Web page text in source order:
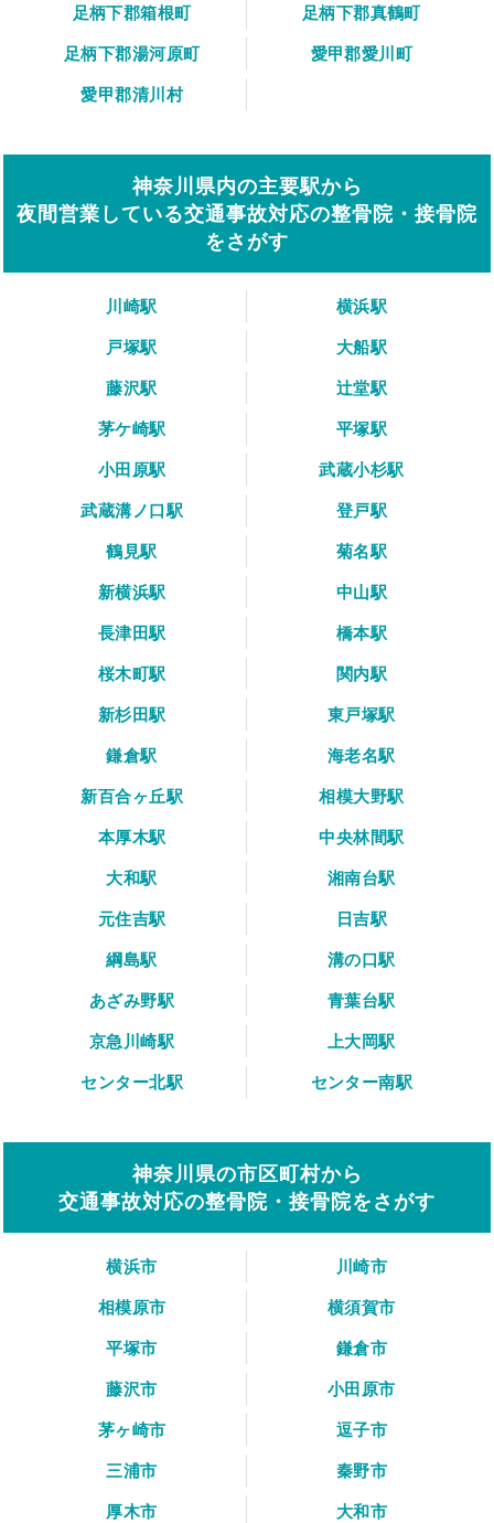
足柄下郡箱根町
足柄下郡真鶴町
足柄下郡湯河原町
愛甲郡愛川町
愛甲郡清川村
神奈川県内の主要駅から
夜間営業している交通事故対応の整骨院・接骨院
をさがす
川崎駅
横浜駅
戸塚駅
大船駅
藤沢駅
辻堂駅
茅ケ崎駅
平塚駅
小田原駅
武蔵小杉駅
武蔵溝ノ口駅
登戸駅
鶴見駅
菊名駅
新横浜駅
中山駅
長津田駅
橋本駅
桜木町駅
関内駅
新杉田駅
東戸塚駅
鎌倉駅
海老名駅
新百合ヶ丘駅
相模大野駅
本厚木駅
中央林間駅
大和駅
湘南台駅
元住吉駅
日吉駅
綱島駅
溝の口駅
あざみ野駅
青葉台駅
京急川崎駅
上大岡駅
センター北駅
センター南駅
神奈川県の市区町村から
交通事故対応の整骨院・接骨院をさがす
横浜市
川崎市
相模原市
横須賀市
平塚市
鎌倉市
藤沢市
小田原市
茅ヶ崎市
逗子市
三浦市
秦野市
厚木市
大和市